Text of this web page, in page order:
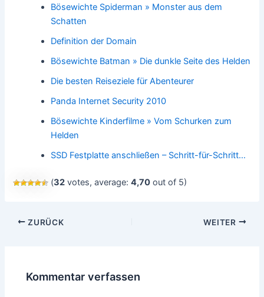
Bösewichte Spiderman » Monster aus dem
Schatten
Definition der Domain
Bösewichte Batman » Die dunkle Seite des Helden
Die besten Reiseziele für Abenteurer
Panda Internet Security 2010
Bösewichte Kinderfilme » Vom Schurken zum
Helden
SSD Festplatte anschließen – Schritt-für-Schritt…
(32 votes, average:4,70 out of 5)
Beitragsnavigation
ZURÜCK WEITER
Kommentar verfassen